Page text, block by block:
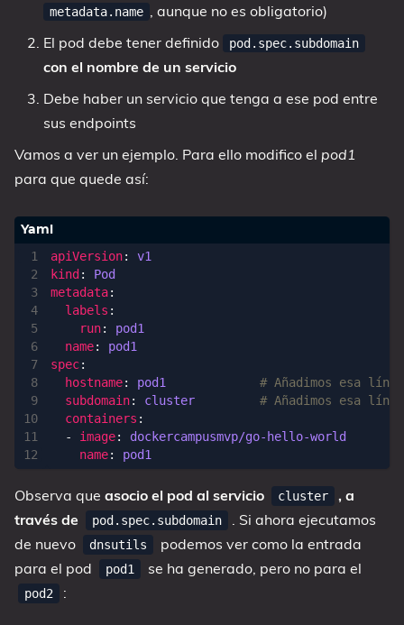
metadata.name
, aunque no es obligatorio)
El pod debe tener definido
pod.spec.subdomain
con el nombre de un servicio
Debe haber un servicio que tenga a ese pod entre
sus endpoints
Vamos a ver un ejemplo. Para ello modifico el pod1
para que quede así:
4
6
7
8
9
10
apiVersion:
v1
kind :
Pod
metadata:
labels :
run:
pod1
name:
pod1
spec:
hostname: pod1
# Añadimos esa línea
subdomain: cluster
# Añadimos esa línea
containers :
- image:
dockercampusmvp/go-hello-world
name: pod1
Observa que asocio el pod al servicio cluster
, a
través de
pod.spec.subdomain
. Si ahora ejecutamos
de nuevo
dnsutils
podemos ver como la entrada
para el pod
pod1 se ha generado, pero no para el
pod2 :